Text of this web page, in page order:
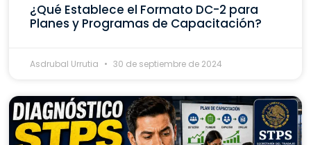
¿Qué Establece el Formato DC-2 para
Planes y Programas de Capacitación?
Asdrubal Urrutia 30 de septiembre de 2024